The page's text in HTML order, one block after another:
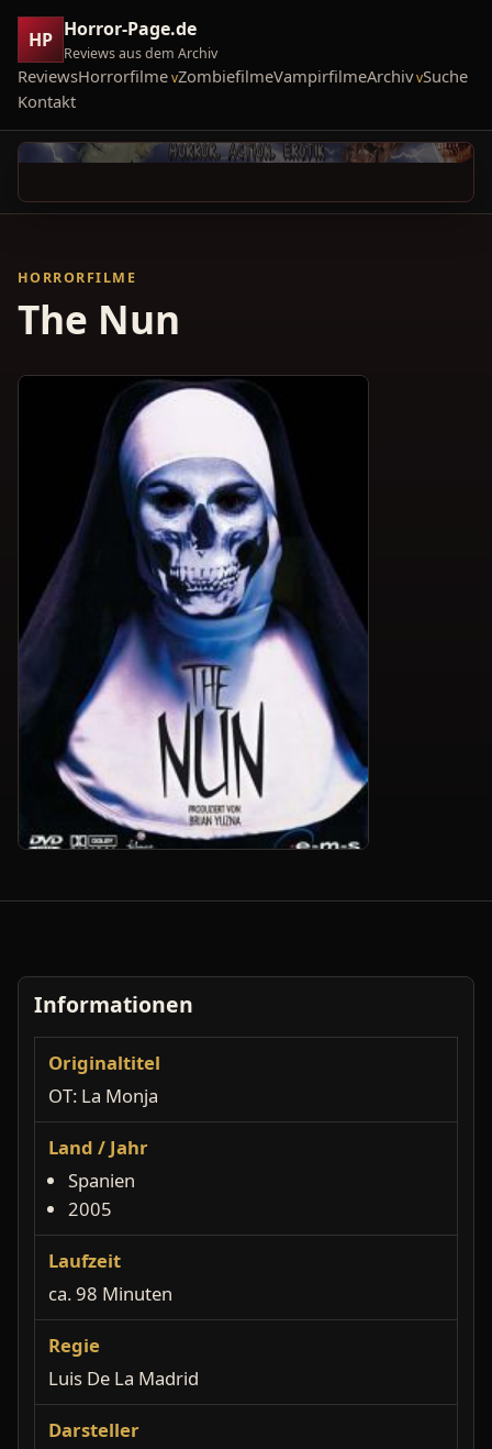
HP Horror-Page.de
Reviews aus dem Archiv
ReviewsHorrorfilme ZombiefilmeVampirfilmeArchiv Suche
Kontakt
HORRORFILME
The Nun
Informationen
Originaltitel
OT: La Monja
Land / Jahr
Spanien
2005
Laufzeit
ca. 98 Minuten
Regie
Luis De La Madrid
Darsteller